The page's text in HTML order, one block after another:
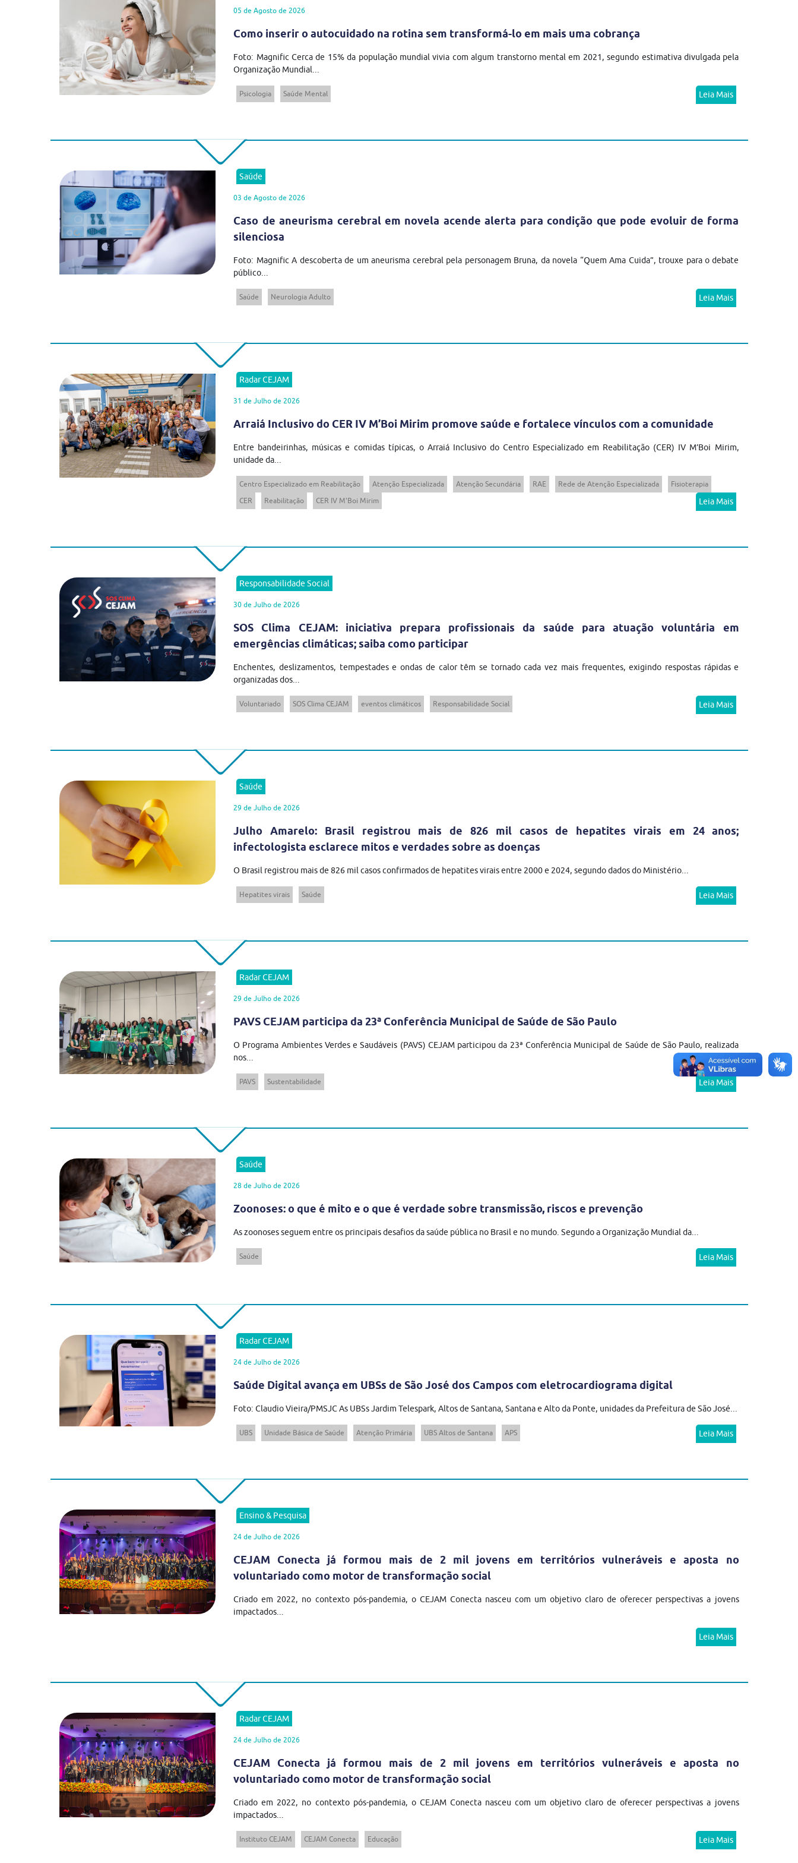
05 de Agosto de 2026
Como inserir o autocuidado na rotina sem transformá-lo em mais uma cobrança
Foto: Magnific Cerca de 15% da população mundial vivia com algum transtorno mental em 2021, segundo estimativa divulgada pela
Organização Mundial...
Psicologia Saúde Mental Leia Mais
Saúde
03 de Agosto de 2026
Caso de aneurisma cerebral em novela acende alerta para condição que pode evoluir de forma
silenciosa
Foto: Magnific A descoberta de um aneurisma cerebral pela personagem Bruna, da novela “Quem Ama Cuida”, trouxe para o debate
público...
Saúde Neurologia Adulto Leia Mais
Radar CEJAM
31 de Julho de 2026
Arraiá Inclusivo do CER IV M’Boi Mirim promove saúde e fortalece vínculos com a comunidade
Entre bandeirinhas, músicas e comidas típicas, o Arraiá Inclusivo do Centro Especializado em Reabilitação (CER) IV M’Boi Mirim,
unidade da...
Centro Especializado em Reabilitação Atenção Especializada Atenção Secundária RAE Rede de Atenção Especializada
Fisioterapia
CER
Reabilitação CER IV M'Boi Mirim Leia Mais
Responsabilidade Social
30 de Julho de 2026
SOS Clima CEJAM: iniciativa prepara profissionais da saúde para atuação voluntária em
emergências climáticas; saiba como participar
Enchentes, deslizamentos, tempestades e ondas de calor têm se tornado cada vez mais frequentes, exigindo respostas rápidas e
organizadas dos...
Voluntariado SOS Clima CEJAM eventos climáticos Responsabilidade Social Leia Mais
Saúde
29 de Julho de 2026
Julho Amarelo: Brasil registrou mais de 826 mil casos de hepatites virais em 24 anos;
infectologista esclarece mitos e verdades sobre as doenças
O Brasil registrou mais de 826 mil casos confirmados de hepatites virais entre 2000 e 2024, segundo dados do Ministério...
Hepatites virais Saúde Leia Mais
Radar CEJAM
29 de Julho de 2026
PAVS CEJAM participa da 23ª Conferência Municipal de Saúde de São Paulo
O Programa Ambientes Verdes e Saudáveis (PAVS) CEJAM participou da 23ª Conferência Municipal de Saúde de São Paulo, realizada
nos...
PAVS Sustentabilidade Leia Mais
Saúde
28 de Julho de 2026
Zoonoses: o que é mito e o que é verdade sobre transmissão, riscos e prevenção
As zoonoses seguem entre os principais desafios da saúde pública no Brasil e no mundo. Segundo a Organização Mundial da...
Saúde Leia Mais
Radar CEJAM
24 de Julho de 2026
Saúde Digital avança em UBSs de São José dos Campos com eletrocardiograma digital
Foto: Claudio Vieira/PMSJC As UBSs Jardim Telespark, Altos de Santana, Santana e Alto da Ponte, unidades da Prefeitura de São José...
UBS Unidade Básica de Saúde Atenção Primária UBS Altos de Santana APS Leia Mais
Ensino & Pesquisa
24 de Julho de 2026
CEJAM Conecta já formou mais de 2 mil jovens em territórios vulneráveis e aposta no
voluntariado como motor de transformação social
Criado em 2022, no contexto pós-pandemia, o CEJAM Conecta nasceu com um objetivo claro de oferecer perspectivas a jovens
impactados...
Leia Mais
Radar CEJAM
24 de Julho de 2026
CEJAM Conecta já formou mais de 2 mil jovens em territórios vulneráveis e aposta no
voluntariado como motor de transformação social
Criado em 2022, no contexto pós-pandemia, o CEJAM Conecta nasceu com um objetivo claro de oferecer perspectivas a jovens
impactados...
Instituto CEJAM CEJAM Conecta Educação Leia Mais